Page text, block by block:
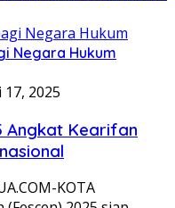
Negara Hukum
17, 2025
Angkat Kearifan
KOTA